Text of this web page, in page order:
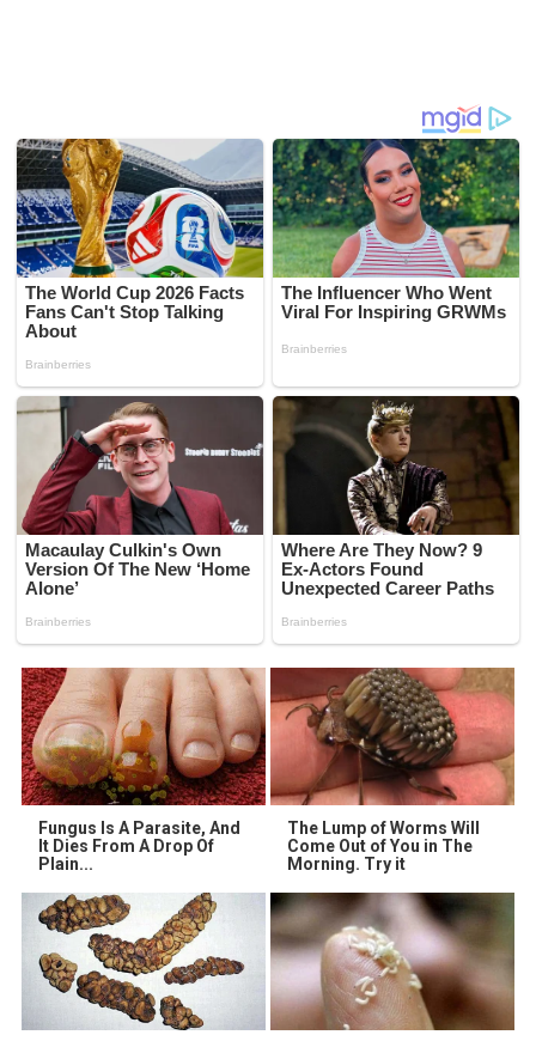
Fungus Is A Parasite, And
It Dies From A Drop Of
Plain...
The Lump of Worms Will
Come Out of You in The
Morning. Try it